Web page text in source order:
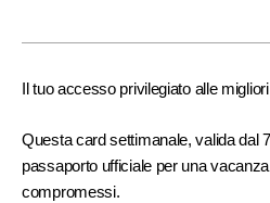
Il tuo accesso privilegiato alle
Questa card settimanale, valida dal
passaporto ufficiale per una
compromessi.